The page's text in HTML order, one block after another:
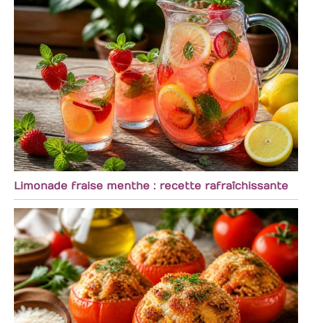
Limonade fraise menthe : recette rafraîchissante